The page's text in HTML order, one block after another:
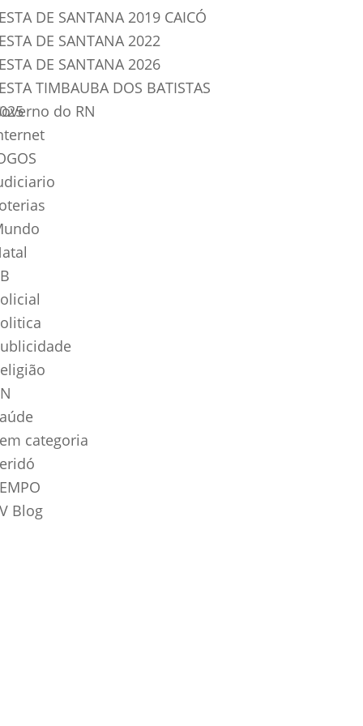
DE SANTANA 2019 CAICÓ
DE SANTANA 2022
DE SANTANA 2026
TIMBAUBA DOS BATISTAS
do RN
categoria
Blog